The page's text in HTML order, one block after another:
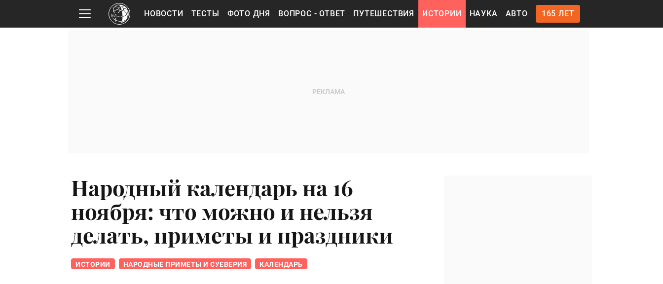
НОВОСТИ ТЕСТЫ ФОТО ДНЯ ВОПРОС - ОТВЕТ ПУТЕШЕСТВИЯ ИСТОРИИ НАУКА АВТО 165 ЛЕТ
Народный календарь на 16
ноября: что можно и нельзя
делать, приметы и праздники
ИСТОРИИ НАРОДНЫЕ ПРИМЕТЫ И СУЕВЕРИЯ КАЛЕНДАРЬ